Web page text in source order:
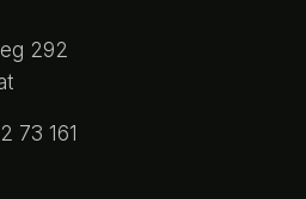
292
73 161